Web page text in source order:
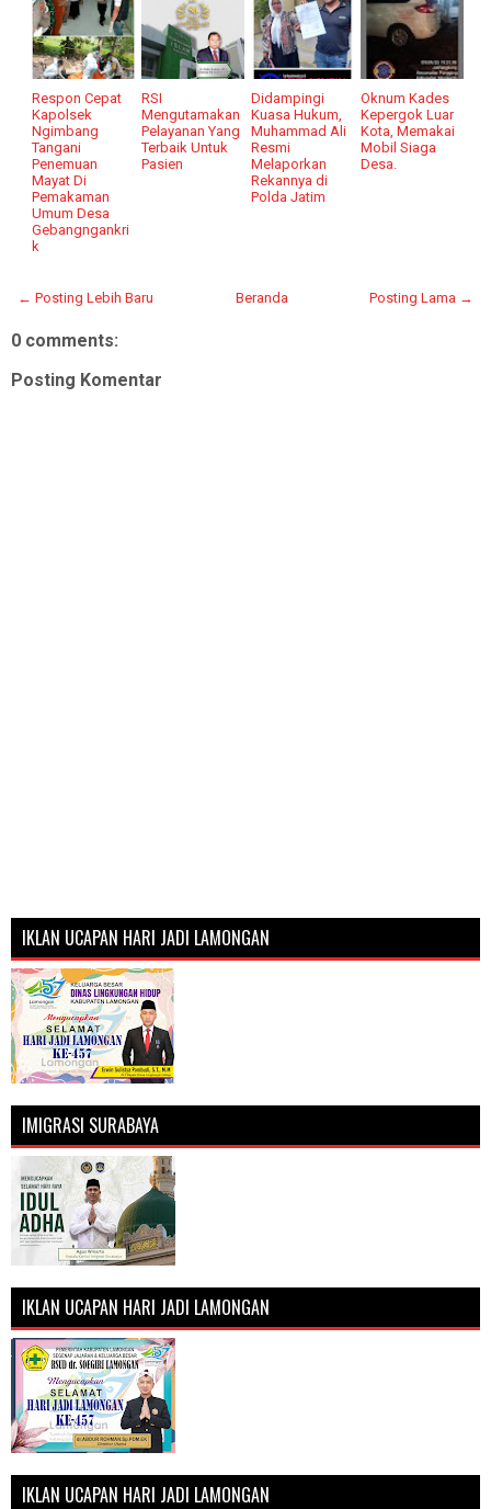
Respon Cepat
Kapolsek
Ngimbang
Tangani
Penemuan
Mayat Di
Pemakaman
Umum Desa
Gebangngankri
k
RSI
Mengutamakan
Pelayanan Yang
Terbaik Untuk
Pasien
Didampingi
Kuasa Hukum,
Muhammad Ali
Resmi
Melaporkan
Rekannya di
Polda Jatim
Oknum Kades
Kepergok Luar
Kota, Memakai
Mobil Siaga
Desa.
← Posting Lebih Baru Posting Lama →
Beranda
0 comments:
Posting Komentar
IKLAN UCAPAN HARI JADI LAMONGAN
IMIGRASI SURABAYA
IKLAN UCAPAN HARI JADI LAMONGAN
IKLAN UCAPAN HARI JADI LAMONGAN